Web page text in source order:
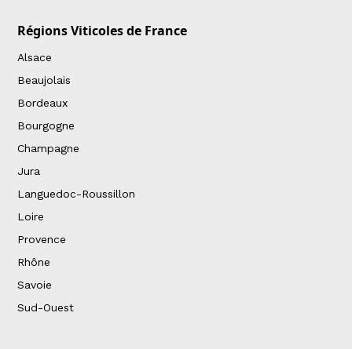
Régions Viticoles de France
Alsace
Beaujolais
Bordeaux
Bourgogne
Champagne
Jura
Languedoc-Roussillon
Loire
Provence
Rhône
Savoie
Sud-Ouest